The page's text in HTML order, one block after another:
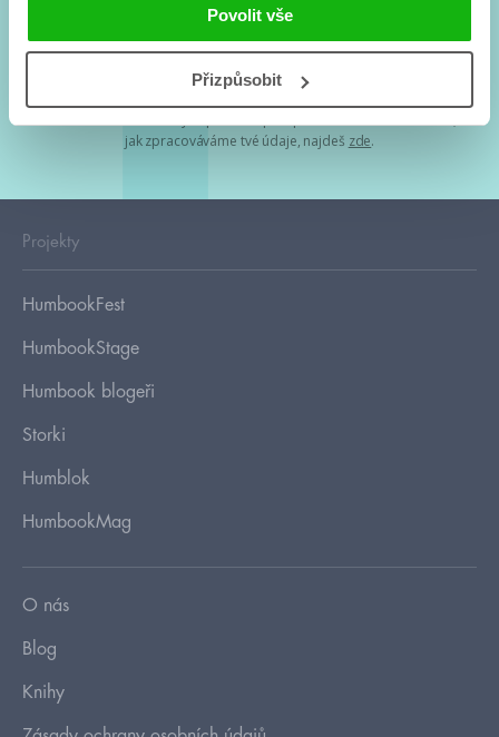
Povolit vše
Přizpůsobit
Tvá e-mailová adresa je u nás v bezpečí. Přečti si
jak zpracováváme tvé údaje, najdeš zde.
Projekty
HumbookFest
HumbookStage
Humbook blogeři
Storki
Humblok
HumbookMag
O nás
Blog
Knihy